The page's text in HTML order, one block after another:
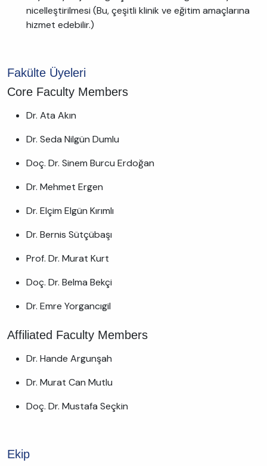
nicelleştirilmesi (Bu, çeşitli klinik ve eğitim amaçlarına
hizmet edebilir.)
Fakülte Üyeleri
Core Faculty Members
Dr. Ata Akın
Dr. Seda Nilgün Dumlu
Doç. Dr. Sinem Burcu Erdoğan
Dr. Mehmet Ergen
Dr. Elçim Elgün Kırımlı
Dr. Bernis Sütçübaşı
Prof. Dr. Murat Kurt
Doç. Dr. Belma Bekçi
Dr. Emre Yorgancıgil
Affiliated Faculty Members
Dr. Hande Argunşah
Dr. Murat Can Mutlu
Doç. Dr. Mustafa Seçkin
Ekip